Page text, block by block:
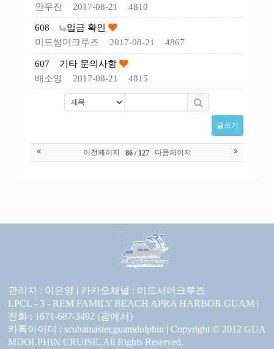
안우진
2017-08-21 4810
608
입금 확인
미드썸머크루즈
2017-08-21 4867
607
기타 문의사항
배소영
2017-08-21 4815
글쓰기
이전페이지 86 / 127 다음페이지
관리자 : 이은영 | 카카오채널 : 미드서머크루즈
LPCL - 3 - REM FAMILY BEACH APRA HARBOR GUAM |
전화 : 1671-687-3492 (괌에서)
카톡아이디 : scubamaster,guamdolphin | Copyright © 2012 GUA
MDOLPHIN CRUISE. All Rights Reserved.